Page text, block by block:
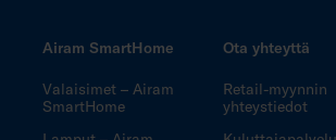
Airam SmartHome
Valaisimet – Airam
SmartHome
Ota yhteyttä
Retail-myynnin
yhteystiedot